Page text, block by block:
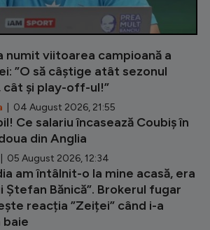
numit viitoarea campioană a
”O să câștige atât sezonul
cât și play-off-ul!”
| 04 August 2026, 21:55
Ce salariu încasează Coubiș în
din Anglia
| 05 August 2026, 12:34
am întâlnit-o la mine acasă, era
Ștefan Bănică”. Brokerul fugar
reacția ”Zeiței” când i-a